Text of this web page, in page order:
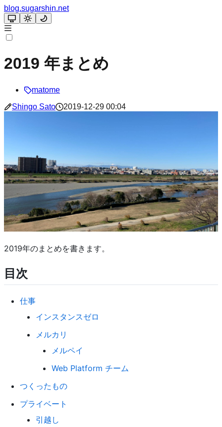
blog.sugarshin.net
2019 年まとめ
matome
Shingo Sato
2019-12-29 00:04
2019年のまとめを書きます。
目次
仕事
インスタンスゼロ
メルカリ
メルペイ
Web Platform チーム
つくったもの
プライベート
引越し